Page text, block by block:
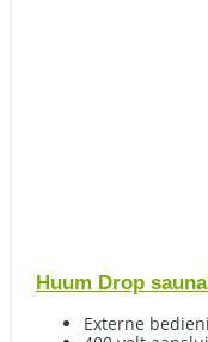
Huum Drop
Externe